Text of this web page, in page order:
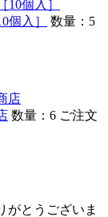
個入］
数量：5
数量：6 ご注文
がとうございま